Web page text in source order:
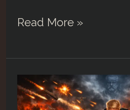
अमेरिका-
इराण
शिमग्याचं
कवित्व….##11
Read More »